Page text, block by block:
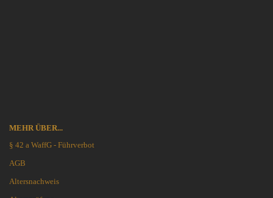
MEHR ÜBER...
§ 42 a WaffG - Führverbot
AGB
Altersnachweis